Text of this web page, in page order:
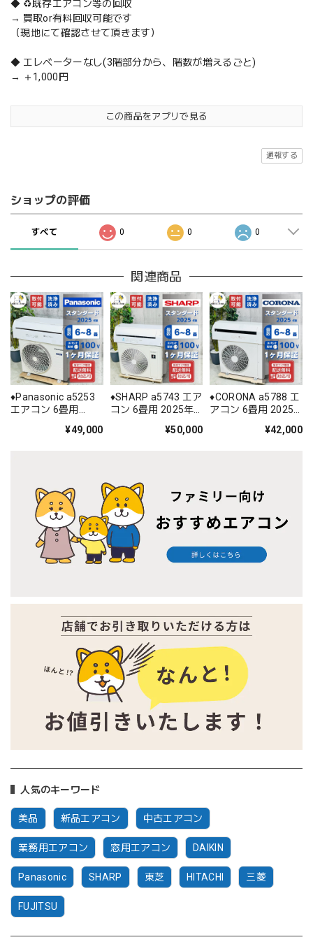
人気のキーワード
美品 新品エアコン 中古エアコン
業務用エアコン 窓用エアコン DAIKIN
Panasonic SHARP 東芝 HITACHI 三菱
FUJITSU
◆ ♻️既存エアコン等の回収
→ 買取or有料回収可能です
（現地にて確認させて頂きます）
◆ エレベーターなし(3階部分から、階数が増えるごと)
→ ＋1,000円
この商品をアプリで見る
通報する
ショップの評価
すべて 0 0 0
関連商品
♦️Panasonic a5253
エアコン 6畳用
¥49,000
♦️SHARP a5743 エア
コン 6畳用 2025年
¥50,000
♦️CORONA a5788 エ
アコン 6畳用 2025
¥42,000